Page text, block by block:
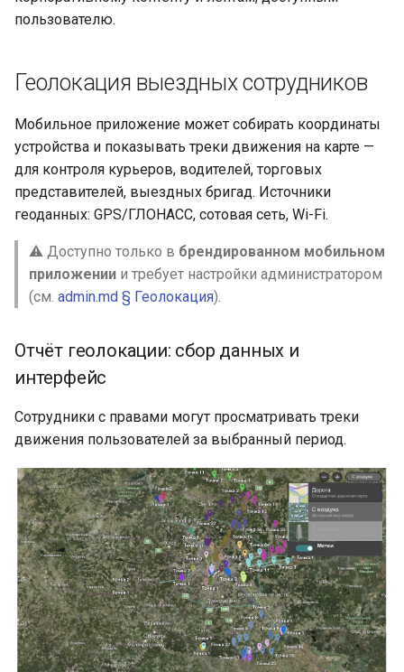
Python в смарт-скриптах
NLP API в скриптах
Exchange — диагностика
синхронизации
Календарь — решение
Ресурсы — настройка
Публикации
Телефония
пользователю.
Геолокация выездных сотрудников
Мобильное приложение может собирать координаты
устройства и показывать треки движения на карте —
для контроля курьеров, водителей, торговых
представителей, выездных бригад. Источники
геоданных: GPS/ГЛОНАСС, сотовая сеть, Wi-Fi.
⚠️ Доступно только в брендированном мобильном
приложении и требует настройки администратором
(см. admin.md § Геолокация).
Отчёт геолокации: сбор данных и
интерфейс
Сотрудники с правами могут просматривать треки
движения пользователей за выбранный период.